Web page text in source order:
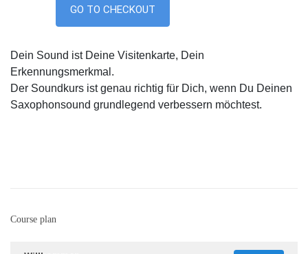
GO TO CHECKOUT
Dein Sound ist Deine Visitenkarte, Dein
Erkennungsmerkmal.
Der Soundkurs ist genau richtig für Dich, wenn Du Deinen
Saxophonsound grundlegend verbessern möchtest.
Course plan